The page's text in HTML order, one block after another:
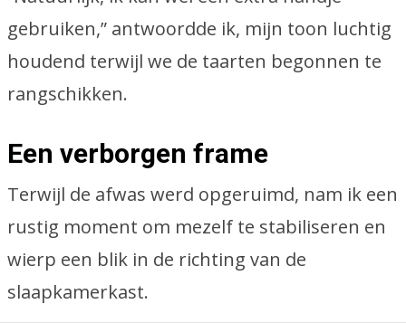
gebruiken,” antwoordde ik, mijn toon luchtig
houdend terwijl we de taarten begonnen te
rangschikken.
Een verborgen frame
Terwijl de afwas werd opgeruimd, nam ik een
rustig moment om mezelf te stabiliseren en
wierp een blik in de richting van de
slaapkamerkast.